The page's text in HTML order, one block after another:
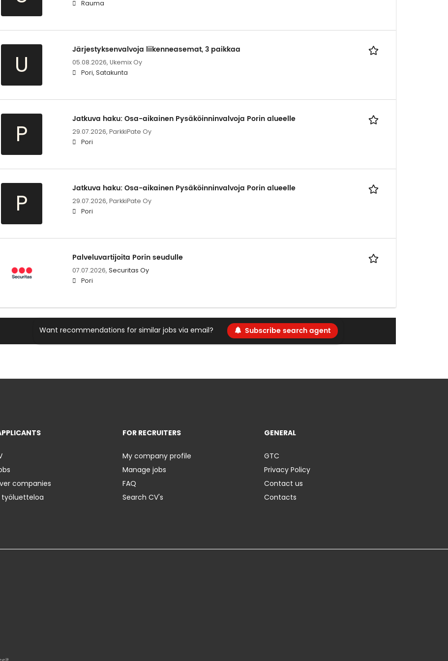
Rauma
U
Järjestyksenvalvoja liikenneasemat, 3 paikkaa
05.08.2026, Ukemix Oy
Pori, Satakunta
P
Jatkuva haku: Osa-aikainen Pysäköinninvalvoja Porin alueelle
29.07.2026, ParkkiPate Oy
Pori
P
Jatkuva haku: Osa-aikainen Pysäköinninvalvoja Porin alueelle
29.07.2026, ParkkiPate Oy
Pori
Palveluvartijoita Porin seudulle
07.07.2026, Securitas Oy
Pori
Want recommendations for similar jobs via email? Subscribe search agent
companies
työluetteloa
FOR RECRUITERS
My company profile
Manage jobs
FAQ
Search CV's
GENERAL
GTC
Privacy Policy
Contact us
Contacts